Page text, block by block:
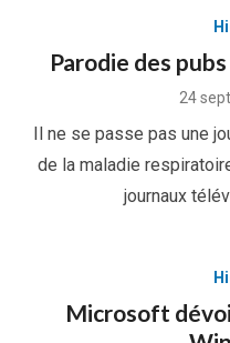
Parodie des
Posted
24
Il ne se passe pas une
de la maladie
journaux
Microsoft